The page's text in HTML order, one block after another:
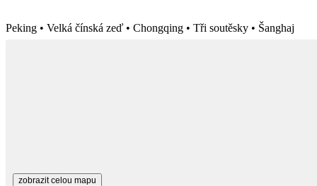
Peking • Velká čínská zeď • Chongqing • Tři soutěsky • Šanghaj
zobrazit celou mapu